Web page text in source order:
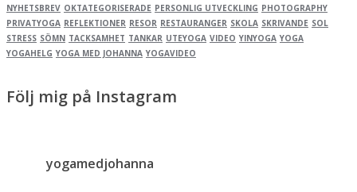
NYHETSBREV OKTATEGORISERADE PERSONLIG UTVECKLING PHOTOGRAPHY
PRIVATYOGA REFLEKTIONER RESOR RESTAURANGER SKOLA SKRIVANDE SOL
STRESS SÖMN TACKSAMHET TANKAR UTEYOGA VIDEO YINYOGA YOGA
YOGAHELG YOGA MED JOHANNA YOGAVIDEO
Följ mig på Instagram
yogamedjohanna